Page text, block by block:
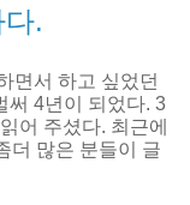
.
면서 하고 싶었던
써 4년이 되었다. 3
어 주셨다. 최근에
더 많은 분들이 글